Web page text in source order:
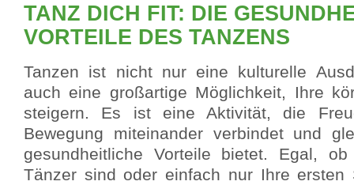
TANZ DICH FIT: DIE
VORTEILE DES TANZENS
Tanzen ist nicht nur eine kulturelle
auch eine großartige Möglichkeit, Ihre
steigern. Es ist eine Aktivität, die
Bewegung miteinander verbindet und
gesundheitliche Vorteile bietet. Egal,
Tänzer sind oder einfach nur Ihre ersten